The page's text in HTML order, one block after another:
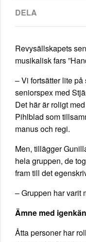
Revysällskapets
musikalisk fars
– Vi fortsätter lite
seniorspex med
Det här är roligt
Pihlblad som
manus och regi.
Men, tillägger
hela gruppen, de
fram till det
– Gruppen har varit
Ämne med
Åtta personer har